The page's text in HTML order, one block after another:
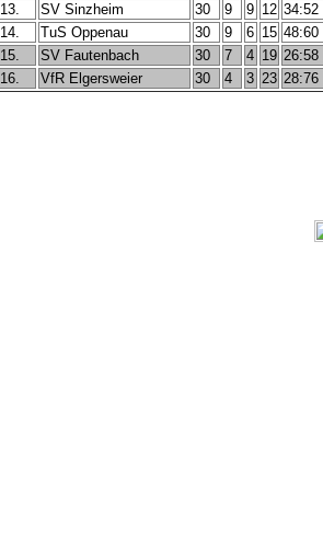
13.
SV Sinzheim 30 9 9 12 34:52
14.
TuS Oppenau 30 9 6 15 48:60
15.
SV Fautenbach 30 7 4 19 26:58
16.
VfR Elgersweier 30 4 3 23 28:76